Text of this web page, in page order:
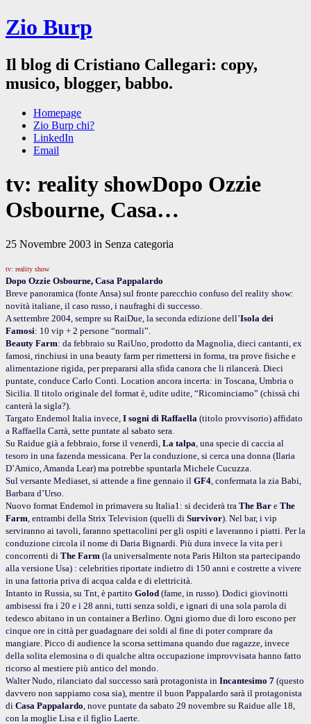
Zio Burp
Il blog di Cristiano Callegari: copy,
musico, blogger, babbo.
Homepage
Zio Burp chi?
LinkedIn
Email
tv: reality showDopo Ozzie
Osbourne, Casa…
25 Novembre 2003 in Senza categoria
tv: reality show
Dopo Ozzie Osbourne, Casa Pappalardo
Breve panoramica (fonte Ansa) sul fronte parecchio confuso del reality show:
novità italiane, il caso russo, i naufraghi di successo.
A settembre 2004, sempre su RaiDue, la seconda edizione dell’Isola dei
Famosi: 10 vip + 2 persone “normali”.
Beauty Farm: da febbraio su RaiUno, prodotto da Magnolia, dieci cantanti, ex
famosi, rinchiusi in una beauty farm per rimettersi in forma, tra prove fisiche e
alimentazione rigida, per prepararsi alla sfida canora che li rilancerà. Dieci
puntate, conduce Carlo Conti. Location ancora incerta: in Toscana, Umbria o
Sicilia. Il titolo originale del format è, udite udite, “Ricominciamo” (chissà chi
canterà la sigla?).
Targato Endemol Italia invece, I sogni di Raffaella (titolo provvisorio) affidato
a Raffaella Carrà, sette puntate al sabato sera.
Su Raidue già a febbraio, forse il venerdì, La talpa , una specie di caccia al
tesoro in una fazenda messicana. Per la conduzione, si cerca una donna (Ilaria
D’Amico, Amanda Lear) ma potrebbe spuntarla Michele Cucuzza.
Sul versante Mediaset, si attende a fine gennaio il GF4 , confermata la zia Babi,
Barbara d’Urso.
Nuovo format Endemol in primavera su Italia1: si deciderà tra The Bar e The
Farm , entrambi della Strix Television (quelli di Survivor). Nel bar, i vip
serviranno ai tavoli, faranno spettacolini per gli ospiti e laveranno i piatti. Per la
conduzione circola il nome di Daria Bignardi. Più dura invece la vita per i
concorrenti di The Farm (la universalmente nota Paris Hilton sta partecipando
alla versione Usa) : celebrities riportate indietro di 150 anni e costrette a vivere
in una fattoria priva di acqua calda e di elettricità.
Intanto in Russia, su Tnt, è partito Golod (fame, in russo). Dodici giovinotti
ambisessi fra i 20 e i 28 anni, tutti senza soldi, e ignari di una sola parola di
tedesco abitano in un container a Berlino. Ogni giorno due di loro escono per
cinque ore in città per guadagnare dei soldi al fine di poter comprare da
mangiare. Picco di audience la scorsa settimana quando due ragazze, invece
della solita elemosina o di qualche altra occupazione improvvisata hanno fatto
ricorso al mestiere più antico del mondo.
Walter Nudo, rilanciato dal successo sarà protagonista in Incantesimo 7 (questo
davvero non sappiamo cosa sia), mentre il buon Pappalardo sarà il protagonista
di Casa Pappalardo , nove puntate da sabato 29 novembre su Raidue alle 18,
con la moglie Lisa e il figlio Laerte.